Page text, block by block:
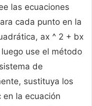
las ecuaciones
cada punto en la
ax ^ 2 + bx
use el método
de
sustituya los
la ecuación